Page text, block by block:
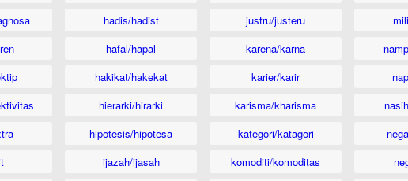
hadis/hadist
hafal/hapal
hakikat/hakekat
hierarki/hirarki
hipotesis/hipotesa
ijazah/ijasah
justru/justeru
karena/karna
karier/karir
karisma/kharisma
kategori/katagori
komoditi/komoditas